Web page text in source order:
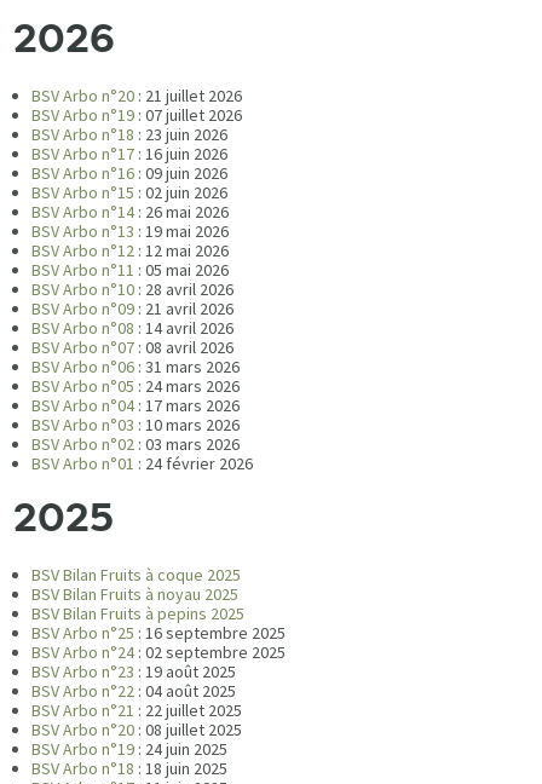
2026
BSV Arbo n°20 : 21 juillet 2026
BSV Arbo n°19 : 07 juillet 2026
BSV Arbo n°18 : 23 juin 2026
BSV Arbo n°17 : 16 juin 2026
BSV Arbo n°16 : 09 juin 2026
BSV Arbo n°15 : 02 juin 2026
BSV Arbo n°14: 26 mai 2026
BSV Arbo n°13 : 19 mai 2026
BSV Arbo n°12 : 12 mai 2026
BSV Arbo n°11 : 05 mai 2026
BSV Arbo n°10 : 28 avril 2026
BSV Arbo n°09 : 21 avril 2026
BSV Arbo n°08 : 14 avril 2026
BSV Arbo n°07 : 08 avril 2026
BSV Arbo n°06 : 31 mars 2026
BSV Arbo n°05 : 24 mars 2026
BSV Arbo n°04: 17 mars 2026
BSV Arbo n°03 : 10 mars 2026
BSV Arbo n°02 : 03 mars 2026
BSV Arbo n°01 : 24 février 2026
2025
BSV Bilan Fruits à coque 2025
BSV Bilan Fruits à noyau 2025
BSV Bilan Fruits à pepins 2025
BSV Arbo n°25 : 16 septembre 2025
BSV Arbo n°24: 02 septembre 2025
BSV Arbo n°23 : 19 août 2025
BSV Arbo n°22 : 04 août 2025
BSV Arbo n°21 : 22 juillet 2025
BSV Arbo n°20 : 08 juillet 2025
BSV Arbo n°19 : 24 juin 2025
BSV Arbo n°18 : 18 juin 2025